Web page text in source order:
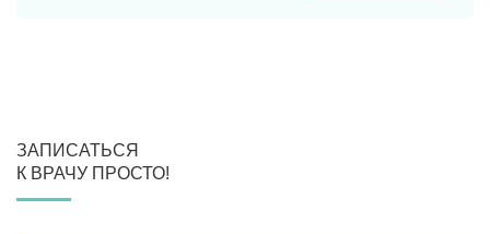
ЗАПИСАТЬСЯ
К ВРАЧУ ПРОСТО!